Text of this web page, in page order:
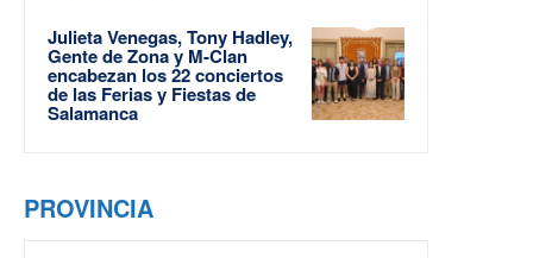
Julieta Venegas, Tony Hadley,
Gente de Zona y M-Clan
encabezan los 22 conciertos
de las Ferias y Fiestas de
Salamanca
PROVINCIA